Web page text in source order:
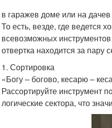
в гаражев доме или на дачев
То есть, везде, где ведется
всевозможных инструментов
отвертка находится за пару
1. Сортировка
«Богу – богово, кесарю –
Рассортируйте инструмент
логические сектора, что